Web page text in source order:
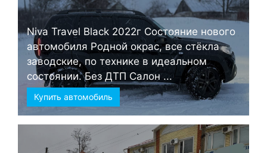
Niva Travel Black 2022г Состояние нового
автомобиля Родной окрас, все стёкла
заводские, по технике в идеальном
состоянии. Без ДТП Салон ...
Купить автомобиль